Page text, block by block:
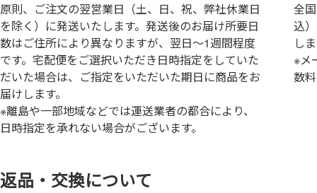
原則、ご注文の翌営業日（土、日、祝、弊社休業日
を除く）に発送いたします。発送後のお届け所要日
数はご住所により異なりますが、翌日～1週間程度
です。宅配便をご選択いただき日時指定をしていた
だいた場合は、ご指定をいただいた期日に商品をお
届けします。
※離島や一部地域などでは運送業者の都合により、
日時指定を承れない場合がございます。
全
込
し
※メ
数
返品・交換について